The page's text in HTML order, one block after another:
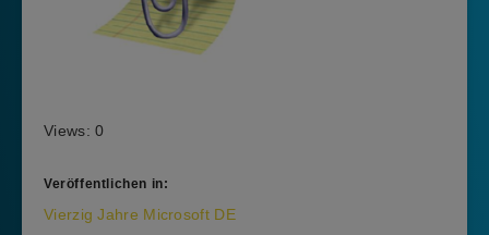
Views: 0
Veröffentlichen in:
Beitragsnavigation
Vierzig Jahre Microsoft DE